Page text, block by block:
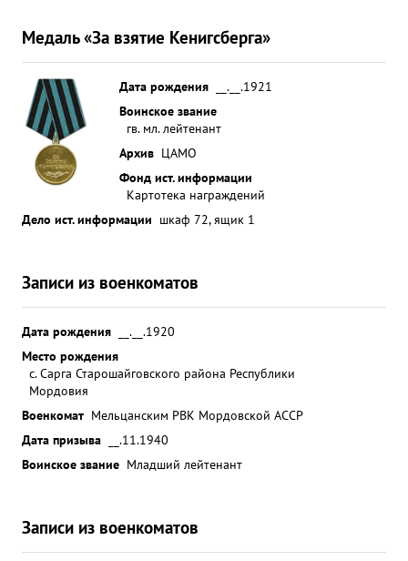
Медаль «За взятие Кенигсберга»
Дата рождения
__.__.1921
Воинское звание
гв. мл. лейтенант
Архив ЦАМО
Фонд ист. информации
Картотека награждений
Дело ист. информации шкаф 72, ящик 1
Записи из военкоматов
Дата рождения
__.__.1920
Место рождения
с. Сарга Старошайговского района Республики
Мордовия
Военкомат Мельцанским РВК Мордовской АССР
Дата призыва
__.11.1940
Воинское звание Младший лейтенант
Записи из военкоматов